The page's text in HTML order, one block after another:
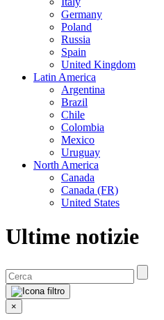
Germany
Poland
Russia
Spain
United Kingdom
Latin America
Argentina
Brazil
Chile
Colombia
Mexico
Uruguay
North America
Canada
Canada (FR)
United States
Ultime notizie
×